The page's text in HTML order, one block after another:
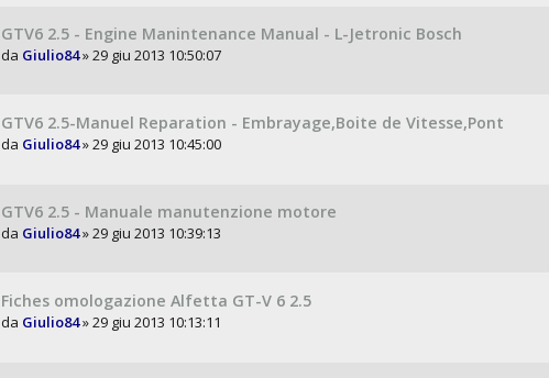
GTV6 2.5 - Engine Manintenance Manual - L-Jetronic Bosch
da Giulio84» 29 giu 2013 10:50:07
GTV6 2.5-Manuel Reparation - Embrayage,Boite de Vitesse,Pont
da Giulio84» 29 giu 2013 10:45:00
GTV6 2.5 - Manuale manutenzione motore
da Giulio84» 29 giu 2013 10:39:13
Fiches omologazione Alfetta GT-V 6 2.5
da Giulio84» 29 giu 2013 10:13:11